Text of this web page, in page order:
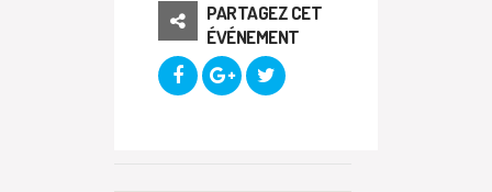
PARTAGEZ CET
ÉVÉNEMENT